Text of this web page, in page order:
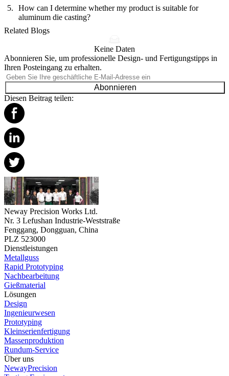
How can I determine whether my product is suitable for
aluminum die casting?
Related Blogs
Keine Daten
Abonnieren Sie, um professionelle Design- und Fertigungstipps in
Ihren Posteingang zu erhalten.
Abonnieren
Diesen Beitrag teilen:
Neway Precision Works Ltd.
Nr. 3 Lefushan Industrie-Weststraße
Fenggang, Dongguan, China
PLZ 523000
Dienstleistungen
Metallguss
Rapid Prototyping
Nachbearbeitung
Gießmaterial
Lösungen
Design
Ingenieurwesen
Prototyping
Kleinserienfertigung
Massenproduktion
Rundum-Service
Über uns
NewayPrecision